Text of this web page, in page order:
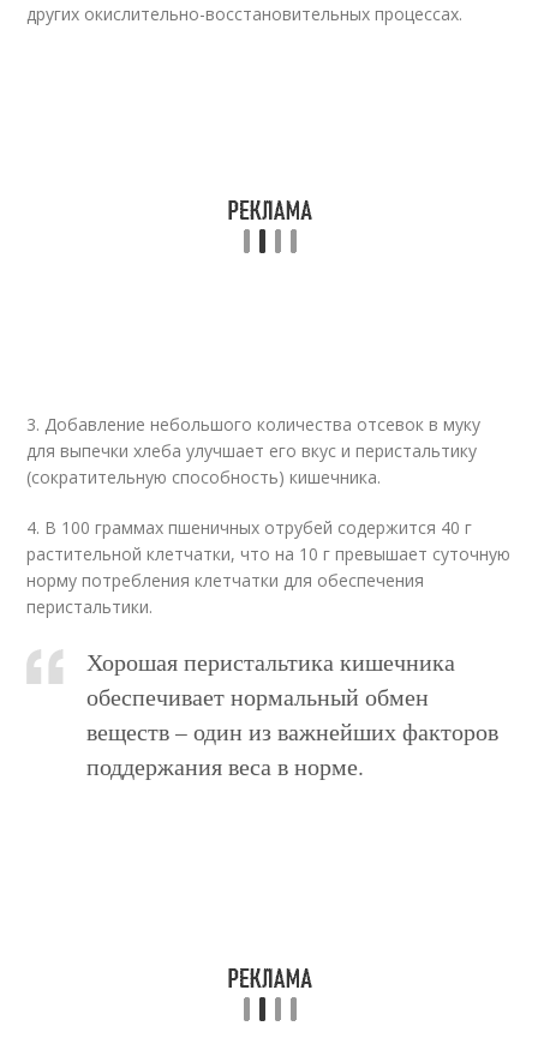
других окислительно-восстановительных процессах.
3. Добавление небольшого количества отсевок в муку
для выпечки хлеба улучшает его вкус и перистальтику
(сократительную способность) кишечника.
4. В 100 граммах пшеничных отрубей содержится 40 г
растительной клетчатки, что на 10 г превышает суточную
норму потребления клетчатки для обеспечения
перистальтики.
Хорошая перистальтика кишечника
обеспечивает нормальный обмен
веществ – один из важнейших факторов
поддержания веса в норме.